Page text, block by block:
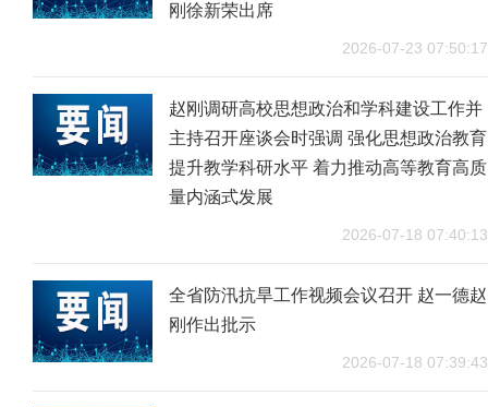
刚徐新荣出席
2026-07-23 07:50:17
赵刚调研高校思想政治和学科建设工作并
主持召开座谈会时强调 强化思想政治教育
提升教学科研水平 着力推动高等教育高质
量内涵式发展
2026-07-18 07:40:13
全省防汛抗旱工作视频会议召开 赵一德赵
刚作出批示
2026-07-18 07:39:43